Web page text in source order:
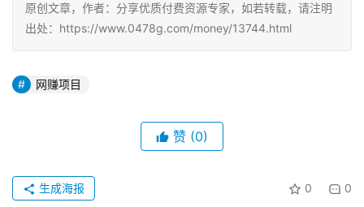
原创文章，作者：分享优质付费资源专家，如若转载，请注明
出处：https://www.0478g.com/money/13744.html
网赚项目
赞 (0)
0 0
生成海报